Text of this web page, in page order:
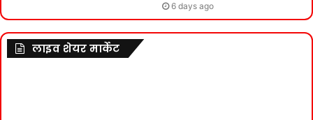
6 days ago
लाइव शेयर मार्केट